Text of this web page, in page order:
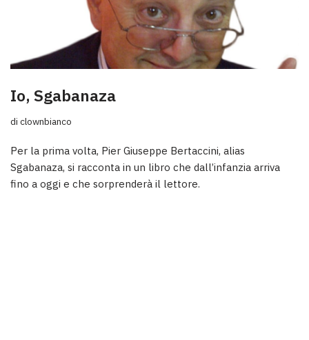
Io, Sgabanaza
di clownbianco
Per la prima volta, Pier Giuseppe Bertaccini, alias
Sgabanaza, si racconta in un libro che dall’infanzia arriva
fino a oggi e che sorprenderà il lettore.